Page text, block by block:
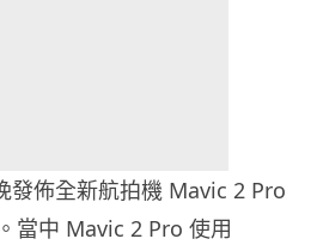
發佈全新航拍機 Mavic 2 Pro
當中 Mavic 2 Pro 使用